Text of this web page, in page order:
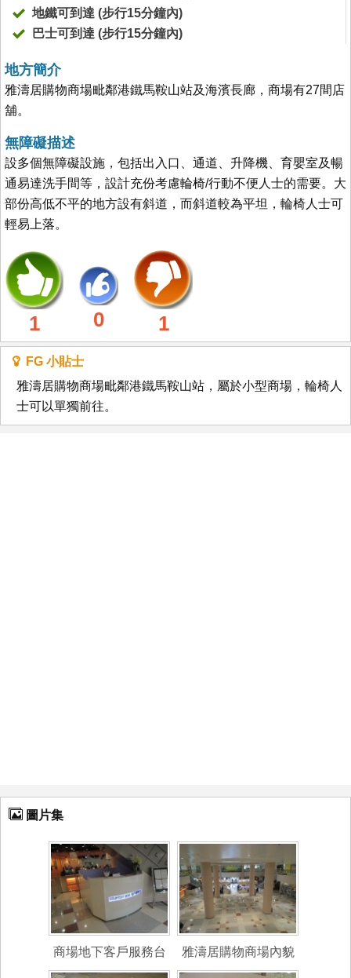
地鐵可到達 (步行15分鐘內)
巴士可到達 (步行15分鐘內)
地方簡介
雅濤居購物商場毗鄰港鐵馬鞍山站及海濱長廊，商場有27間店
舖。
無障礙描述
設多個無障礙設施，包括出入口、通道、升降機、育嬰室及暢
通易達洗手間等，設計充份考慮輪椅/行動不便人士的需要。大
部份高低不平的地方設有斜道，而斜道較為平坦，輪椅人士可
輕易上落。
1 0 1
FG 小貼士
雅濤居購物商場毗鄰港鐵馬鞍山站，屬於小型商場，輪椅人
士可以單獨前往。
圖片集
商場地下客戶服務台 雅濤居購物商場內貌